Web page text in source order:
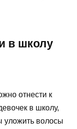
в школу
отнести к
в школу,
уложить волосы